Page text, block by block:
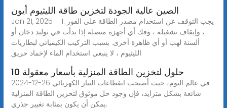
الصين عالية الجودة لتخزين طاقة الليثيوم أيون
Jan 21, 2025 · 1. يجب التوقف عن استخدام مصدر الطاقة على الفور
، وإيقاف تشغيله ، وفك أي أجهزة متصلة إذا بدأت في توليد دخان أو
ألسنة لهب أو أي ظاهرة أخرى. بسبب التركيب الكيميائي لبطاريات
الليثيوم ، لا ينبغي استخدام الماء لإخماد حريق
10 حلول لتخزين الطاقة المنزلية بأسعار معقولة
2024-12-26 في عالم اليوم، حيث أصبحت انقطاعات التيار الكهربائي
شائعة بشكل متزايد، فإن وجود حل موثوق لتخزين الطاقة المنزلية
يمكن أن يكون بمثابة تغيير جذري.